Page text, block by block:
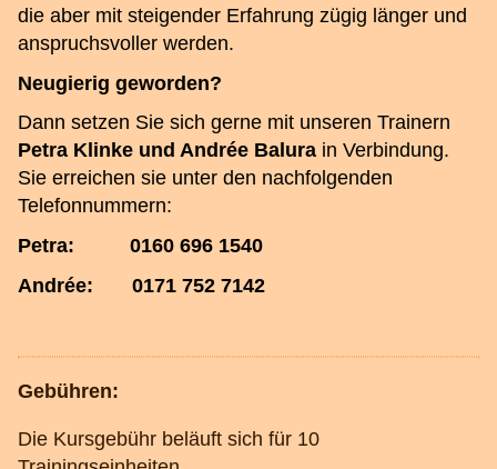
die aber mit steigender Erfahrung zügig länger und
anspruchsvoller werden.
Neugierig geworden?
Dann setzen Sie sich gerne mit unseren Trainern
Petra Klinke und Andrée Balura in Verbindung.
Sie erreichen sie unter den nachfolgenden
Telefonnummern:
Petra:
0160 696 1540
Andrée:
0171 752 7142
Gebühren:
Die Kursgebühr beläuft sich für 10